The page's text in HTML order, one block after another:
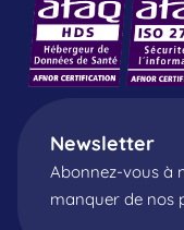
Newsletter
Abonnez-vous à
manquer de nos